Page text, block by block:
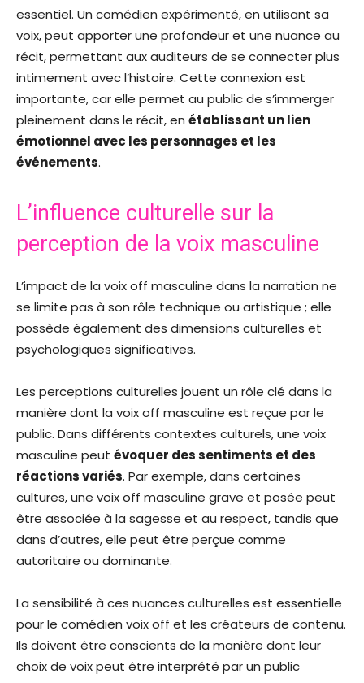
essentiel. Un comédien expérimenté, en utilisant sa
voix, peut apporter une profondeur et une nuance au
récit, permettant aux auditeurs de se connecter plus
intimement avec l’histoire. Cette connexion est
importante, car elle permet au public de s’immerger
pleinement dans le récit, en établissant un lien
émotionnel avec les personnages et les
événements.
L’influence culturelle sur la
perception de la voix masculine
L’impact de la voix off masculine dans la narration ne
se limite pas à son rôle technique ou artistique ; elle
possède également des dimensions culturelles et
psychologiques significatives.
Les perceptions culturelles jouent un rôle clé dans la
manière dont la voix off masculine est reçue par le
public. Dans différents contextes culturels, une voix
masculine peut évoquer des sentiments et des
réactions variés. Par exemple, dans certaines
cultures, une voix off masculine grave et posée peut
être associée à la sagesse et au respect, tandis que
dans d’autres, elle peut être perçue comme
autoritaire ou dominante.
La sensibilité à ces nuances culturelles est essentielle
pour le comédien voix off et les créateurs de contenu.
Ils doivent être conscients de la manière dont leur
choix de voix peut être interprété par un public